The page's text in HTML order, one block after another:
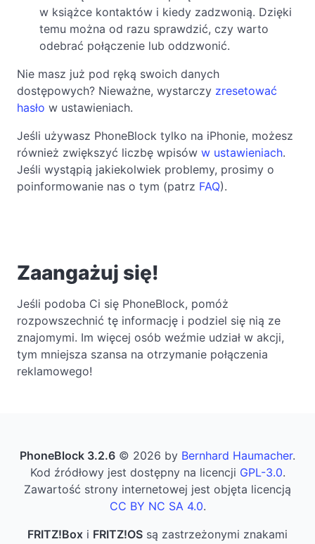
w książce kontaktów i kiedy zadzwonią. Dzięki
temu można od razu sprawdzić, czy warto
odebrać połączenie lub oddzwonić.
Nie masz już pod ręką swoich danych
dostępowych? Nieważne, wystarczy zresetować
hasło w ustawieniach.
Jeśli używasz PhoneBlock tylko na iPhonie, możesz
również zwiększyć liczbę wpisów w ustawieniach.
Jeśli wystąpią jakiekolwiek problemy, prosimy o
poinformowanie nas o tym (patrz FAQ).
Zaangażuj się!
Jeśli podoba Ci się PhoneBlock, pomóż
rozpowszechnić tę informację i podziel się nią ze
znajomymi. Im więcej osób weźmie udział w akcji,
tym mniejsza szansa na otrzymanie połączenia
reklamowego!
PhoneBlock 3.2.6 © 2026 by Bernhard Haumacher.
Kod źródłowy jest dostępny na licencji GPL-3.0.
Zawartość strony internetowej jest objęta licencją
CC BY NC SA 4.0.
FRITZ!Box i FRITZ!OS są zastrzeżonymi znakami